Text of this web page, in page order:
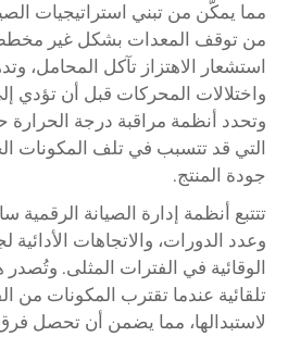
مما يمكّن من تبني استراتيجيات
من توقف المعدات بشكل غير
استشعار الاهتزاز تآكل المحامل،
واختلالات المحركات قبل أن تؤدي
وتحدد أنظمة مراقبة درجة الحرارة
التي قد تتسبب في تلف المكونات
جودة المنتج.
تتتبع أنظمة إدارة الصيانة
وعدد الدورات، والاتجاهات الأدائية
الوقائية في الفترات المثلى. وتُصدر
تلقائية عندما تقترب المكونات من
لاستبدالها، مما يضمن أن تحصل